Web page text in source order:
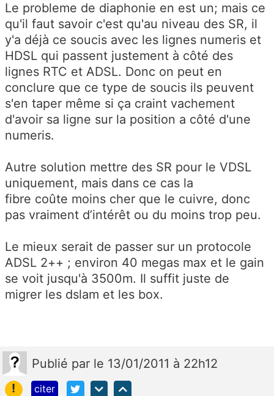
Le probleme de diaphonie en est un; mais ce
qu'il faut savoir c'est qu'au niveau des SR, il
y'a déjà ce soucis avec les lignes numeris et
HDSL qui passent justement à côté des
lignes RTC et ADSL. Donc on peut en
conclure que ce type de soucis ils peuvent
s'en taper même si ça craint vachement
d'avoir sa ligne sur la position a côté d'une
numeris.
Autre solution mettre des SR pour le VDSL
uniquement, mais dans ce cas la
fibre coûte moins cher que le cuivre, donc
pas vraiment d’intérêt ou du moins trop peu.
Le mieux serait de passer sur un protocole
ADSL 2++ ; environ 40 megas max et le gain
se voit jusqu'à 3500m. Il suffit juste de
migrer les dslam et les box.
Publié par le 13/01/2011 à 22h12
!
citer